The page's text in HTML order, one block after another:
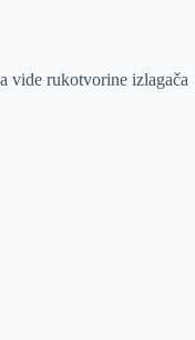
vide rukotvorine izlagača